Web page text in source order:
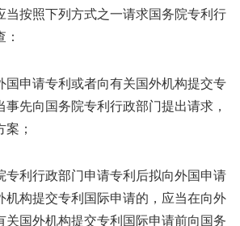
当按照下列方式之一请求国务院专利行
国申请专利或者向有关国外机构提交专
先向国务院专利行政部门提出请求，
；
专利行政部门申请专利后拟向外国申请
机构提交专利国际申请的，应当在向外
关国外机构提交专利国际申请前向国务